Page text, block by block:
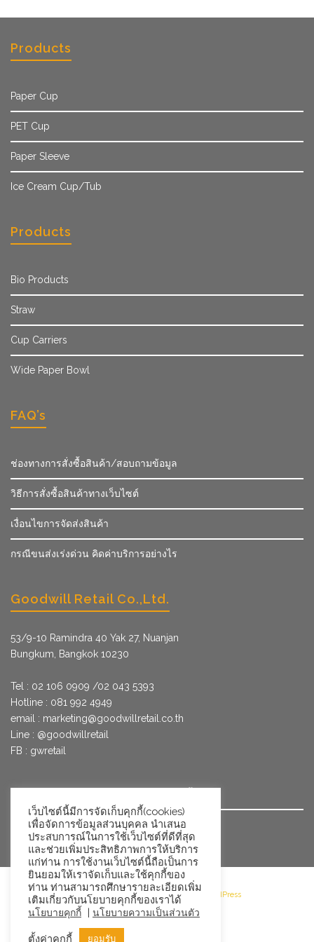
Products
Paper Cup
PET Cup
Paper Sleeve
Ice Cream Cup/Tub
Products
Bio Products
Straw
Cup Carriers
Wide Paper Bowl
FAQ’s
ช่องทางการสั่งซื้อสินค้า/สอบถามข้อมูล
วิธีการสั่งซื้อสินค้าทางเว็บไซต์
เงื่อนไขการจัดส่งสินค้า
กรณีขนส่งเร่งด่วน คิดค่าบริการอย่างไร
Goodwill Retail Co.,Ltd.
53/9­-10 Ramindra 40 Yak 27, Nuanjan
Bungkum, Bangkok 10230
Tel : 02 106 0909 /02 043 5393
Hotline : 081 992 4949
email : marketing@goodwillretail.co.th
Line : @goodwillretail
FB : gwretail
นโยบายข้อมูลส่วนบุคคล
©2026 Goodwill Retail · Powered by WordPress
เว็บไซต์นี้มีการจัดเก็บคุกกี้(cookies)
เพื่อจัดการข้อมูลส่วนบุคคล นำเสนอ
ประสบการณ์ในการใช้เว็บไซต์ที่ดีที่สุด
และช่วยเพิ่มประสิทธิภาพการให้บริการ
แก่ท่าน การใช้งานเว็บไซต์นี้ถือเป็นการ
ยินยอมให้เราจัดเก็บและใช้คุกกี้ของ
ท่าน ท่านสามารถศึกษารายละเอียดเพิ่ม
เติมเกี่ยวกับนโยบายคุกกี้ของเราได้
นโยบายคุกกี้ | นโยบายความเป็นส่วนตัว
ตั้งค่าคุกกี้ ยอมรับ